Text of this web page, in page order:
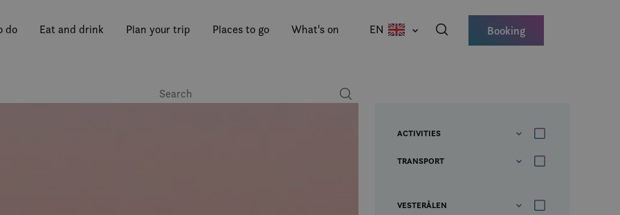
do Eat and drink Plan your trip Places to go What's on EN Booking
ACTIVITIES
TRANSPORT
VESTERÅLEN